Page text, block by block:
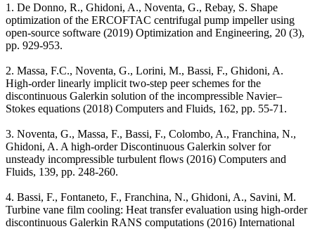
1. De Donno, R., Ghidoni, A., Noventa, G., Rebay, S. Shape
optimization of the ERCOFTAC centrifugal pump impeller using
open-source software (2019) Optimization and Engineering, 20 (3),
pp. 929-953.
2. Massa, F.C., Noventa, G., Lorini, M., Bassi, F., Ghidoni, A.
High-order linearly implicit two-step peer schemes for the
discontinuous Galerkin solution of the incompressible Navier–
Stokes equations (2018) Computers and Fluids, 162, pp. 55-71.
3. Noventa, G., Massa, F., Bassi, F., Colombo, A., Franchina, N.,
Ghidoni, A. A high-order Discontinuous Galerkin solver for
unsteady incompressible turbulent flows (2016) Computers and
Fluids, 139, pp. 248-260.
4. Bassi, F., Fontaneto, F., Franchina, N., Ghidoni, A., Savini, M.
Turbine vane film cooling: Heat transfer evaluation using high-order
discontinuous Galerkin RANS computations (2016) International